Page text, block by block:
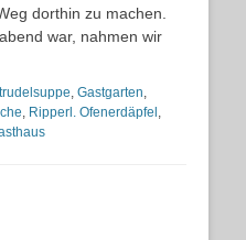
dorthin zu machen.
war, nahmen wir
, Gastgarten,
, Ripperl. Ofenerdäpfel ,